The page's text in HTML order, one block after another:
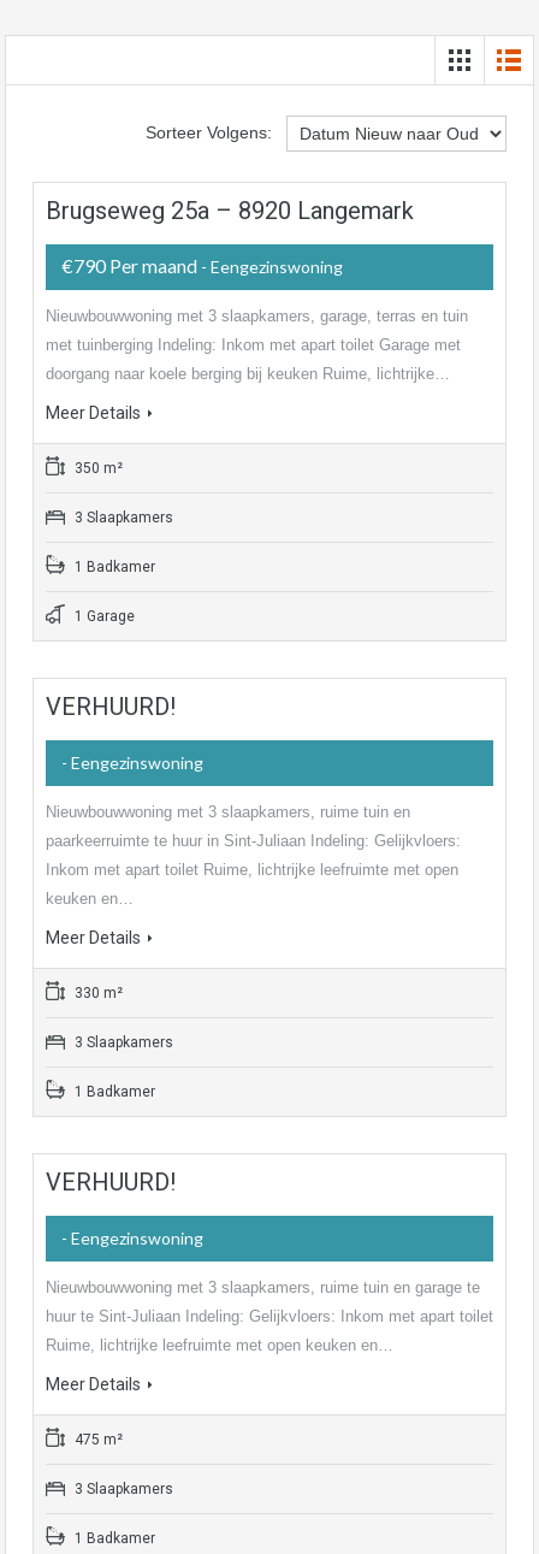
Sorteer Volgens:
Brugseweg 25a – 8920 Langemark
€790 Per maand - Eengezinswoning
Nieuwbouwwoning met 3 slaapkamers, garage, terras en tuin
met tuinberging Indeling: Inkom met apart toilet Garage met
doorgang naar koele berging bij keuken Ruime, lichtrijke…
Meer Details
350 m²
3 Slaapkamers
1 Badkamer
1 Garage
VERHUURD!
- Eengezinswoning
Nieuwbouwwoning met 3 slaapkamers, ruime tuin en
paarkeerruimte te huur in Sint-Juliaan Indeling: Gelijkvloers:
Inkom met apart toilet Ruime, lichtrijke leefruimte met open
keuken en…
Meer Details
330 m²
3 Slaapkamers
1 Badkamer
VERHUURD!
- Eengezinswoning
Nieuwbouwwoning met 3 slaapkamers, ruime tuin en garage te
huur te Sint-Juliaan Indeling: Gelijkvloers: Inkom met apart toilet
Ruime, lichtrijke leefruimte met open keuken en…
Meer Details
475 m²
3 Slaapkamers
1 Badkamer